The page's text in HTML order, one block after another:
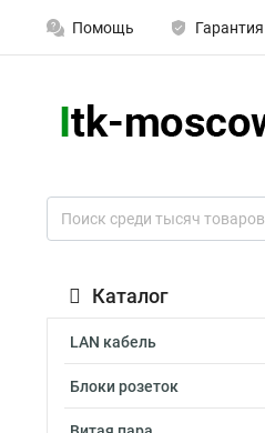
Помощь Гарантия
Каталог
LAN кабель
Блоки розеток